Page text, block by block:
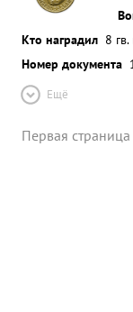
Кто наградил 8
Номер документа
Ещё
Первая